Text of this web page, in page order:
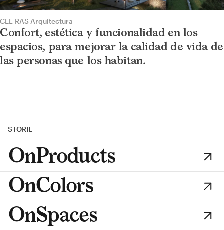
CEL-RAS Arquitectura
Confort, estética y funcionalidad en los
espacios, para mejorar la calidad de vida de
las personas que los habitan.
STORIE
OnProducts
OnColors
OnSpaces